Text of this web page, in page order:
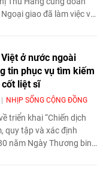
giao đã làm việc với
ở nước ngoài
tin phục vụ tìm kiếm
liệt sĩ
NHỊP SỐNG CỘNG ĐỒNG
triển khai “Chiến dịch
quy tập và xác định
năm Ngày Thương binh